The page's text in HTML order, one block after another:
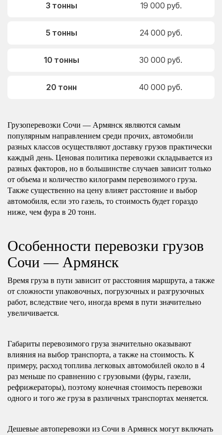
3 тонны 19 000 руб.
5 тонны 24 000 руб.
10 тонны 30 000 руб.
20 тонн 40 000 руб.
Грузоперевозки Сочи — Армянск являются самым
популярным направлением среди прочих, автомобили
разных классов осуществляют доставку грузов практически
каждый день. Ценовая политика перевозки складывается из
разных факторов, но в большинстве случаев зависит только
от объема и количество килограмм перевозимого груза.
Также существенно на цену влияет расстояние и выбор
автомобиля, если это газель, то стоимость будет гораздо
ниже, чем фура в 20 тонн.
Особенности перевозки грузов
Сочи — Армянск
Время груза в пути зависит от расстояния маршрута, а также
от сложности упаковочных, погрузочных и разгрузочных
работ, вследствие чего, иногда время в пути значительно
увеличивается.
Габариты перевозимого груза значительно оказывают
влияния на выбор транспорта, а также на стоимость. К
примеру, расход топлива легковых автомобилей около в 4
раз меньше по сравнению с грузовыми (фуры, газели,
рефрижераторы), поэтому конечная стоимость перевозки
одного и того же груза в различных транспортах меняется.
Дешевые автоперевозки из Сочи в Армянск могут включать